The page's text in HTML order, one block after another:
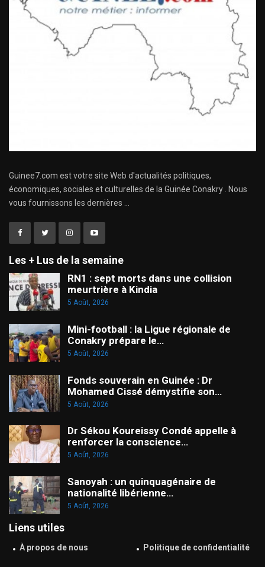
Guinee7.com est votre site Web d'actualités politiques,
économiques, sociales et culturelles de la Guinée Conakry . Nous
vous fournissons les dernières ...
Les + Lus de la semaine
RN1 : sept morts dans une collision
meurtrière à Kindia
5 Août, 2026
Mini-football : la Ligue régionale de
Conakry prépare le…
5 Août, 2026
Fonds souverain en Guinée : Dr
Mohamed Cissé démystifie son…
5 Août, 2026
Dr Sékou Koureissy Condé appelle à
renforcer la conscience…
5 Août, 2026
Sanoyah : un quinquagénaire de
nationalité libérienne…
5 Août, 2026
Liens utiles
À propos de nous Politique de confidentialité